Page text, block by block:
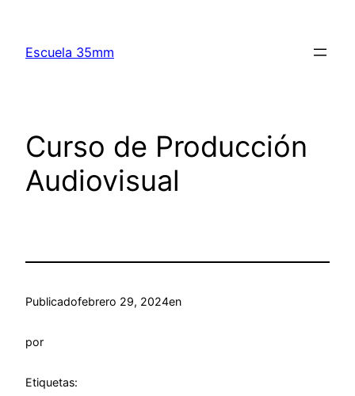
contenido
Escuela 35mm
Curso de Producción
Audiovisual
Publicadofebrero 29, 2024en
por
Etiquetas: